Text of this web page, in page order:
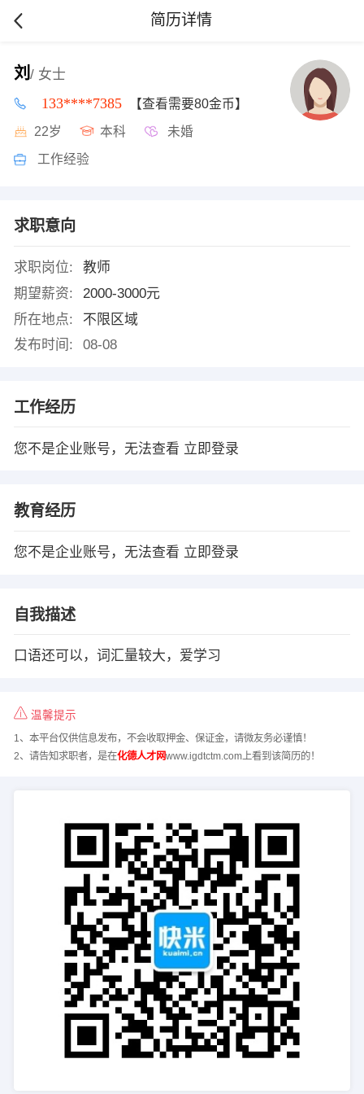
简历详情
刘 / 女士
133****7385 【查看需要80金币】
22岁 本科 未婚
工作经验
求职意向
求职岗位:
教师
期望薪资:
2000-3000元
所在地点:
不限区域
发布时间:
08-08
工作经历
您不是企业账号，无法查看 立即登录
教育经历
您不是企业账号，无法查看 立即登录
自我描述
口语还可以，词汇量较大，爱学习
温馨提示
1、本平台仅供信息发布，不会收取押金、保证金，请微友务必谨慎！
2、请告知求职者，是在化德人才网www.igdtctm.com上看到该简历的！